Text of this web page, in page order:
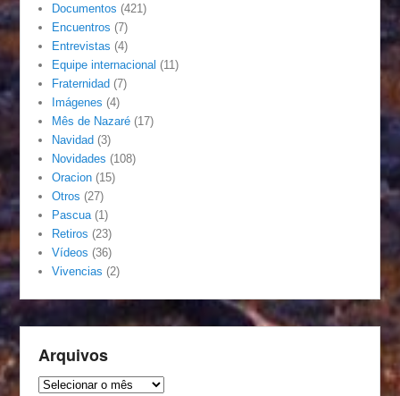
Documentos (421)
Encuentros (7)
Entrevistas (4)
Equipe internacional (11)
Fraternidad (7)
Imágenes (4)
Mês de Nazaré (17)
Navidad (3)
Novidades (108)
Oracion (15)
Otros (27)
Pascua (1)
Retiros (23)
Vídeos (36)
Vivencias (2)
Arquivos
Arquivos